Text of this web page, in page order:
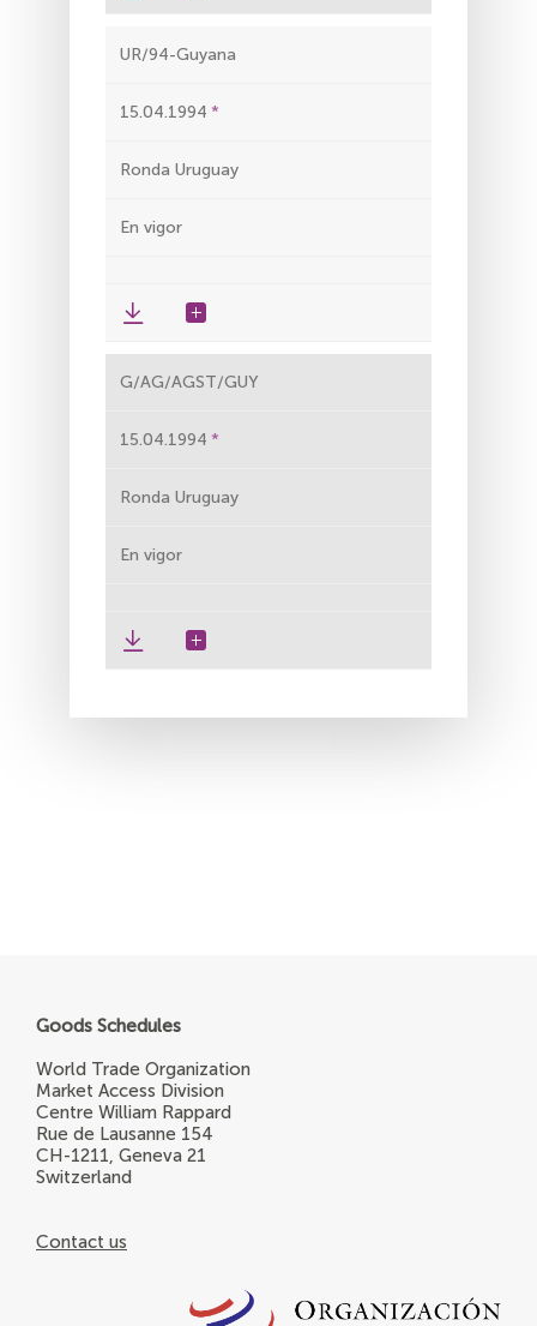
UR/94-Guyana
15.04.1994
Ronda Uruguay
En vigor
G/AG/AGST/GUY
15.04.1994
Ronda Uruguay
En vigor
Goods Schedules
World Trade Organization
Market Access Division
Centre William Rappard
Rue de Lausanne 154
CH-1211, Geneva 21
Switzerland
Contact us